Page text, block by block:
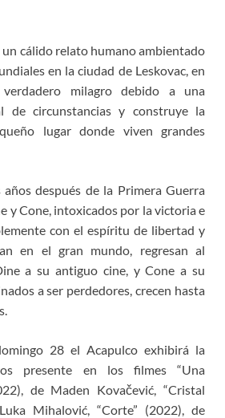
un cálido relato humano ambientado
en la ciudad de Leskovac, en
milagro debido a una
de circunstancias y construye la
lugar donde viven grandes
después de la Primera Guerra
y Cone, intoxicados por la victoria e
con el espíritu de libertad y
en el gran mundo, regresan al
a su antiguo cine, y Cone a su
a ser perdedores, crecen hasta
28 el Acapulco exhibirá la
presente en los filmes “Una
de Maden Kovačević, “Cristal
Mihalović, “Corte” (2022), de